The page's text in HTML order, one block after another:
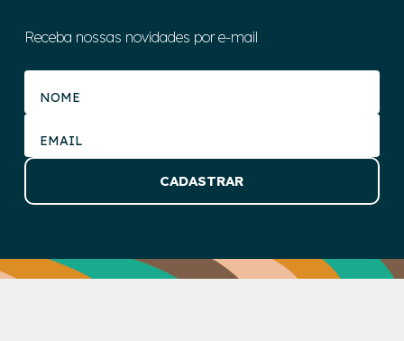
Receba nossas novidades por e-mail